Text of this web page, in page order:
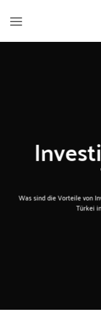
Inhalt
Was sind die Vorteile von
Türkei